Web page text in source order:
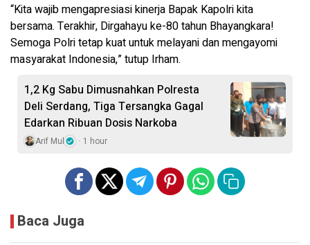
“Kita wajib mengapresiasi kinerja Bapak Kapolri kita
bersama. Terakhir, Dirgahayu ke-80 tahun Bhayangkara!
Semoga Polri tetap kuat untuk melayani dan mengayomi
masyarakat Indonesia,” tutup Irham.
1,2 Kg Sabu Dimusnahkan Polresta
Deli Serdang, Tiga Tersangka Gagal
Edarkan Ribuan Dosis Narkoba
Arif Mul 1 hour
Baca Juga